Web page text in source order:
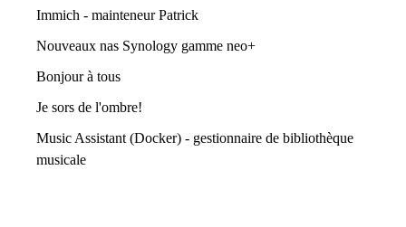
Immich - mainteneur Patrick
Nouveaux nas Synology gamme neo+
Bonjour à tous
Je sors de l'ombre!
Music Assistant (Docker) - gestionnaire de bibliothèque
musicale